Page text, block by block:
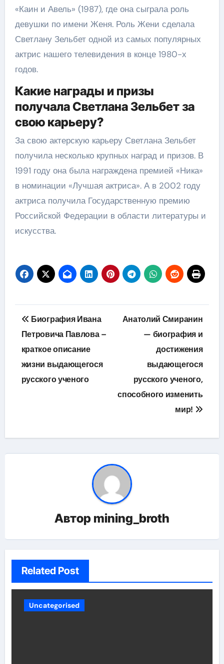
«Каин и Авель» (1987), где она сыграла роль
девушки по имени Женя. Роль Жени сделала
Светлану Зельбет одной из самых популярных
актрис нашего телевидения в конце 1980-х
годов.
Какие награды и призы
получала Светлана Зельбет за
свою карьеру?
За свою актерскую карьеру Светлана Зельбет
получила несколько крупных наград и призов. В
1991 году она была награждена премией «Ника»
в номинации «Лучшая актриса». А в 2002 году
актриса получила Государственную премию
Российской Федерации в области литературы и
искусства.
Навигация
по
записям
Биография Ивана
Петровича Павлова –
краткое описание
жизни выдающегося
русского ученого
Анатолий Смиранин
— биография и
достижения
выдающегося
русского ученого,
способного изменить
мир!
Автор mining_broth
Related Post
Uncategorised